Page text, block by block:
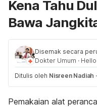
Kena Tahu
Bawa
Disemak secara
Dokter Umum ·
Ditulis oleh Nisreen Nadiah ·
Pemakaian alat